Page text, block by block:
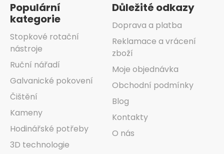
Populární
kategorie
Stopkové rotační
nástroje
Ruční nářadí
Galvanické pokovení
Čištění
Kameny
Hodinářské potřeby
3D technologie
Důležité odkazy
Doprava a platba
Reklamace a vrácení
zboží
Moje objednávka
Obchodní podmínky
Blog
Kontakty
O nás